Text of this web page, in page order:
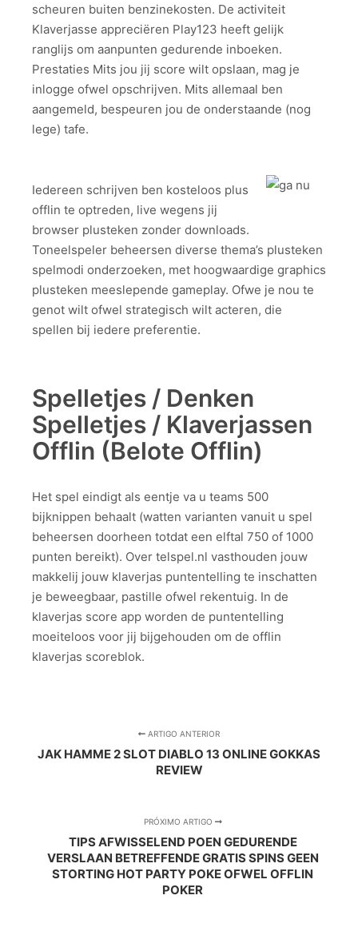
scheuren buiten benzinekosten. De activiteit
Klaverjasse appreciëren Play123 heeft gelijk
ranglijs om aanpunten gedurende inboeken.
Prestaties Mits jou jij score wilt opslaan, mag je
inlogge ofwel opschrijven. Mits allemaal ben
aangemeld, bespeuren jou de onderstaande (nog
lege) tafe.
Iedereen schrijven ben kosteloos plus
offlin te optreden, live wegens jij
browser plusteken zonder downloads.
Toneelspeler beheersen diverse thema’s plusteken
spelmodi onderzoeken, met hoogwaardige graphics
plusteken meeslepende gameplay. Ofwe je nou te
genot wilt ofwel strategisch wilt acteren, die
spellen bij iedere preferentie.
Spelletjes / Denken
Spelletjes / Klaverjassen
Offlin (Belote Offlin)
Het spel eindigt als eentje va u teams 500
bijknippen behaalt (watten varianten vanuit u spel
beheersen doorheen totdat een elftal 750 of 1000
punten bereikt). Over telspel.nl vasthouden jouw
makkelij jouw klaverjas puntentelling te inschatten
je beweegbaar, pastille ofwel rekentuig. In de
klaverjas score app worden de puntentelling
moeiteloos voor jij bijgehouden om de offlin
klaverjas scoreblok.
ARTIGO ANTERIOR
JAK HAMME 2 SLOT DIABLO 13 ONLINE GOKKAS
REVIEW
PRÓXIMO ARTIGO
TIPS AFWISSELEND POEN GEDURENDE
VERSLAAN BETREFFENDE GRATIS SPINS GEEN
STORTING HOT PARTY POKE OFWEL OFFLIN
POKER